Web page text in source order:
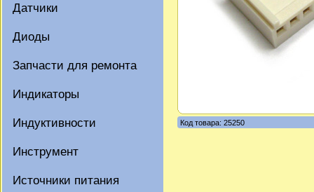
Датчики
Диоды
Запчасти для ремонта
Индикаторы
Индуктивности
Инструмент
Источники питания
Код товара: 25250